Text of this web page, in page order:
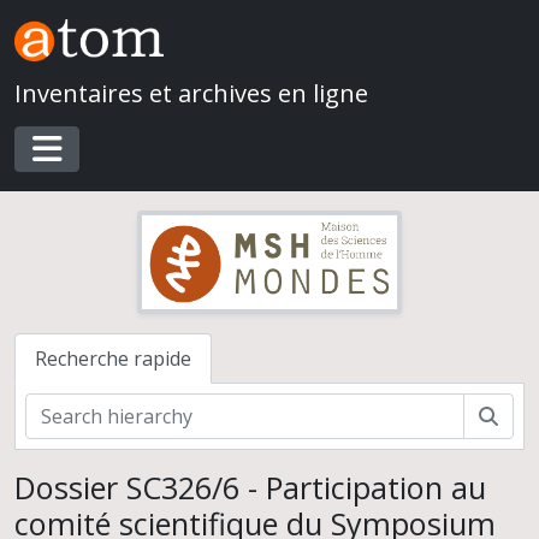
Skip to main content
Inventaires et archives en ligne
Toggle navigation
Recherche rapide
Dossier SC326/6 - Participation au
comité scientifique du Symposium